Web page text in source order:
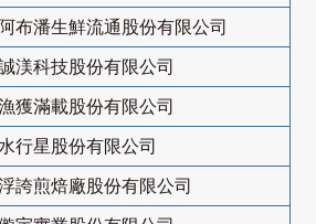
阿布潘生鮮流通股份有限公司
渼科技股份有限公司
獲滿載股份有限公司
水行星股份有限公司
誇煎焙廠股份有限公司